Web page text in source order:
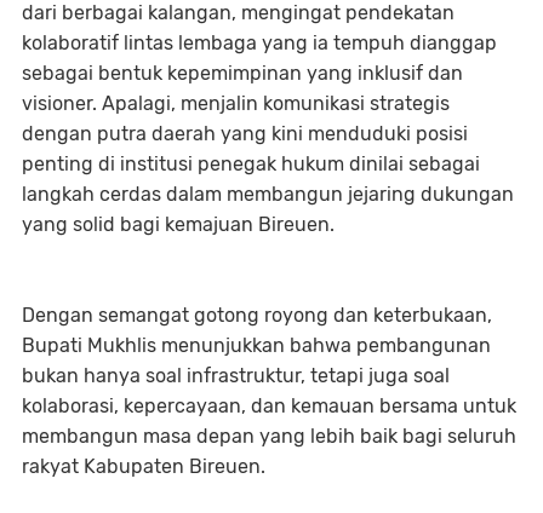
dari berbagai kalangan, mengingat pendekatan
kolaboratif lintas lembaga yang ia tempuh dianggap
sebagai bentuk kepemimpinan yang inklusif dan
visioner. Apalagi, menjalin komunikasi strategis
dengan putra daerah yang kini menduduki posisi
penting di institusi penegak hukum dinilai sebagai
langkah cerdas dalam membangun jejaring dukungan
yang solid bagi kemajuan Bireuen.
Dengan semangat gotong royong dan keterbukaan,
Bupati Mukhlis menunjukkan bahwa pembangunan
bukan hanya soal infrastruktur, tetapi juga soal
kolaborasi, kepercayaan, dan kemauan bersama untuk
membangun masa depan yang lebih baik bagi seluruh
rakyat Kabupaten Bireuen.